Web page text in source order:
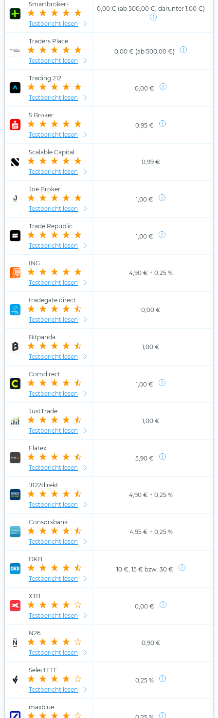
Smartbroker+
Testbericht lesen
0,00 € (ab 500,00 €, darunter 1,00 €)
Traders Place
Testbericht lesen
0,00 € (ab 500,00 €)
Trading 212
Testbericht lesen
0,00 €
S Broker
Testbericht lesen
0,95 €
Scalable Capital
Testbericht lesen
0,99 €
Joe Broker
Testbericht lesen
1,00 €
Trade Republic
Testbericht lesen
1,00 €
ING
Testbericht lesen
4,90 € + 0,25 %
tradegate.direct
Testbericht lesen
0,00 €
Bitpanda
Testbericht lesen
1,00 €
Comdirect
Testbericht lesen
1,00 €
JustTrade
Testbericht lesen
1,00 €
Flatex
Testbericht lesen
5,90 €
1822direkt
Testbericht lesen
4,90 € + 0,25 %
Consorsbank
Testbericht lesen
4,95 € + 0,25 %
DKB
Testbericht lesen
10 €, 15 € bzw. 30 €
XTB
Testbericht lesen
0,00 €
N26
Testbericht lesen
0,90 €
SelectETF
Testbericht lesen
0,25 %
maxblue